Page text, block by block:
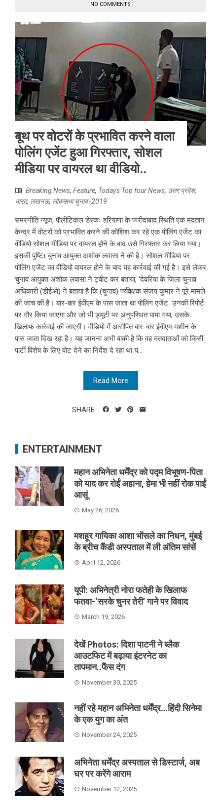
NO COMMENTS
बूथ पर वोटरों के प्रभावित करने वाला
पोलिंग एजेंट हुआ गिरफ्तार, सोशल
मीडिया पर वायरल था वीडियो..
Breaking News, Feature, Today's Top four News, उत्तर प्रदेश,
भारत, लखनऊ, लोकसभा चुनाव -2019
समरनीति न्यूज, पॅालीटिकल डेस्कः हरियाणा के फरीदाबाद स्थिति एक मदतान
केन्द्र में वोटरों को प्रभावित करने की कोशिश कर रहे एक पोलिंग एजेंट का
वीडियो सोशल मीडिया पर वायरल होने के बाद उसे गिरफ्तार कर लिया गया।
इसकी पुष्टिï चुनाव आयुक्त अशोक लवासा ने की है। सोशल मीडिया पर
पोलिंग एजेंट का वीडियो वायरल होने के बाद यह कार्रवाई की गई है। इसे लेकर
चुनाव आयुक्त अशोक लवासा ने ट्वीट कर बताया, 'देवरिया के जिला चुनाव
अधिकारी (डीईओ) ने बताया है कि (चुनाव) पर्यवेक्षक संजय कुमार ने पूरे मामले
की जांच की है। बार-बार ईवीएम के पास जाता था पोलिंग एजेंट उनकी रिपोर्ट
पर गौर किया जाएगा और जो भी ड्यूटी पर अनुपस्थित पाया गया, उसके
खिलाफ कार्रवाई की जाएगी। वीडियो में आरोपित बार-बार ईवीएम मशीन के
पास जाता दिख रहा है। यह जानना अभी बाकी है कि वह मतदाताओं को किसी
पार्टी विशेष के लिए वोट देने का निर्देश दे रहा था य...
Read More
SHARE
ENTERTAINMENT
महान अभिनेता धर्मेंद्र को पद्म विभूषण-पिता
को याद कर रोईं अहाना, हेमा भी नहीं रोक पाईं
आसूं
May 26, 2026
मशहूर गायिका आशा भोंसले का निधन, मुंबई
के ब्रीच कैंडी अस्पताल में ली अंतिम सांसें
April 12, 2026
यूपी: अभिनेत्री नोरा फतेही के खिलाफ
फतवा-‘सरके चुनर तेरी’ गाने पर विवाद
March 19, 2026
देखें Photos: दिशा पाटनी ने ब्लैक
आउटफिट में बढ़ाया इंटरनेट का
तापमान..फैंस दंग
November 30, 2025
नहीं रहे महान अभिनेता धर्मेंद्र…हिंदी सिनेमा
के एक युग का अंत
November 24, 2025
अभिनेता धर्मेंद्र अस्पताल से डिस्टार्ज, अब
घर पर करेंगे आराम
November 12, 2025